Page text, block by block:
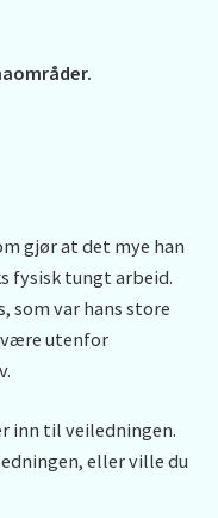
gjør at det mye han
fysisk tungt arbeid.
som var hans store
være utenfor
inn til veiledningen.
eller ville du